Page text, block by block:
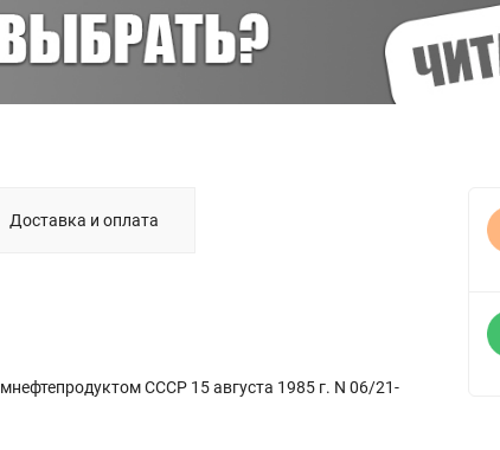
Доставка и оплата
СССР 15 августа 1985 г. N 06/21-